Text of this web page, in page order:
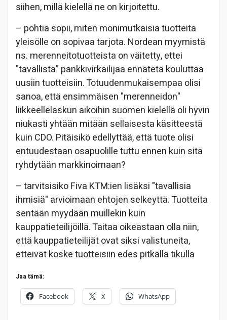
siihen, millä kielellä ne on kirjoitettu.
– pohtia sopii, miten monimutkaisia tuotteita
yleisölle on sopivaa tarjota. Nordean myymistä
ns. merenneitotuotteista on väitetty, ettei
"tavallista" pankkivirkailijaa ennätetä kouluttaa
uusiin tuotteisiin. Totuudenmukaisempaa olisi
sanoa, että ensimmäisen "merenneidon"
liikkeellelaskun aikoihin suomen kielellä oli hyvin
niukasti yhtään mitään sellaisesta käsitteestä
kuin CDO. Pitäisikö edellyttää, että tuote olisi
entuudestaan osapuolille tuttu ennen kuin sitä
ryhdytään markkinoimaan?
– tarvitsisiko Fiva KTM:ien lisäksi "tavallisia
ihmisiä" arvioimaan ehtojen selkeyttä. Tuotteita
sentään myydään muillekin kuin
kauppatieteilijöillä. Taitaa oikeastaan olla niin,
että kauppatieteilijät ovat siksi valistuneita,
etteivät koske tuotteisiin edes pitkällä tikulla
Jaa tämä:
Facebook X WhatsApp